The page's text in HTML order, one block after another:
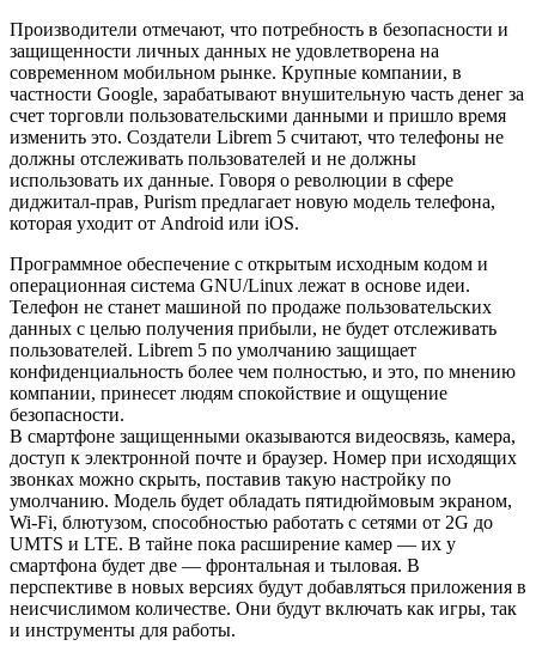
Производители отмечают, что потребность в безопасности и
защищенности личных данных не удовлетворена на
современном мобильном рынке. Крупные компании, в
частности Google, зарабатывают внушительную часть денег за
счет торговли пользовательскими данными и пришло время
изменить это. Создатели Librem 5 считают, что телефоны не
должны отслеживать пользователей и не должны
использовать их данные. Говоря о революции в сфере
диджитал-прав, Purism предлагает новую модель телефона,
которая уходит от Android или iOS.
Программное обеспечение с открытым исходным кодом и
операционная система GNU/Linux лежат в основе идеи.
Телефон не станет машиной по продаже пользовательских
данных с целью получения прибыли, не будет отслеживать
пользователей. Librem 5 по умолчанию защищает
конфиденциальность более чем полностью, и это, по мнению
компании, принесет людям спокойствие и ощущение
безопасности.
В смартфоне защищенными оказываются видеосвязь, камера,
доступ к электронной почте и браузер. Номер при исходящих
звонках можно скрыть, поставив такую настройку по
умолчанию. Модель будет обладать пятидюймовым экраном,
Wi-Fi, блютузом, способностью работать с сетями от 2G до
UMTS и LTE. В тайне пока расширение камер — их у
смартфона будет две — фронтальная и тыловая. В
перспективе в новых версиях будут добавляться приложения в
неисчислимом количестве. Они будут включать как игры, так
и инструменты для работы.